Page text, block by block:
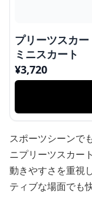
プリーツスカ
ミニスカート
¥3,720
スポーツシーンで
ニプリーツスカー
動きやすさを重視
ティブな場面でも